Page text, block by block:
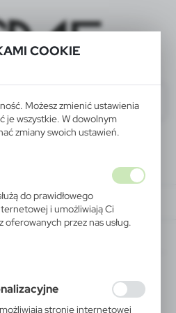
COOKIE
Możesz zmienić ustawienia
je wszystkie. W dowolnym
zmiany swoich ustawień.
do prawidłowego
i umożliwiają Ci
przez nas usług.
Twoich ustawień
zakłóceń.
stronie internetowej